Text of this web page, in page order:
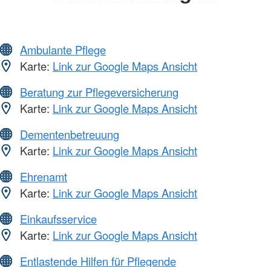
Ambulante Pflege
Karte: Link zur Google Maps Ansicht
Beratung zur Pflegeversicherung
Karte: Link zur Google Maps Ansicht
Dementenbetreuung
Karte: Link zur Google Maps Ansicht
Ehrenamt
Karte: Link zur Google Maps Ansicht
Einkaufsservice
Karte: Link zur Google Maps Ansicht
Entlastende Hilfen für Pflegende